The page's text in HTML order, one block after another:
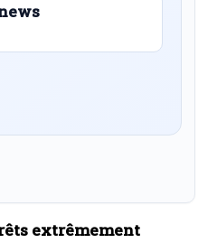
extrêmement